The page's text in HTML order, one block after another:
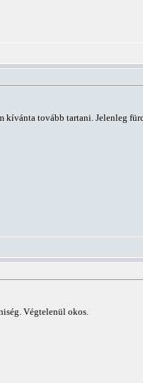
kívánta tovább tartani. Jelenleg
Végtelenül okos.